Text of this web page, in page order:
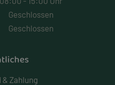
Geschlossen
Geschlossen
& Zahlung